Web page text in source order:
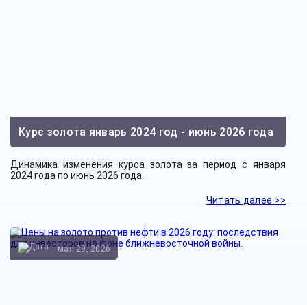
Курс золота январь 2024 год - июнь 2026 года
Динамика изменения курса золота за период с января
2024 года по июнь 2026 года.
Читать далее >>
мая 29, 2026